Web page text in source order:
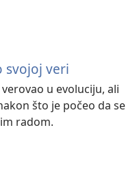
svojoj veri
u evoluciju, ali
što je počeo da se
radom.